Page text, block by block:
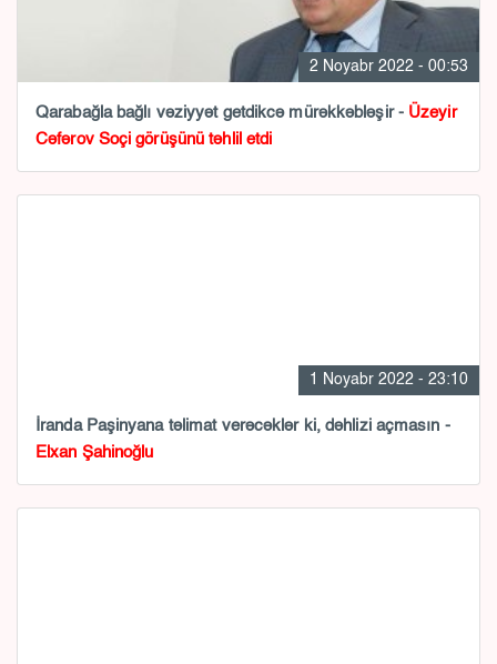
2 Noyabr 2022 - 00:53
Qarabağla bağlı vəziyyət getdikcə mürəkkəbləşir - Üzeyir
Cəfərov Soçi görüşünü təhlil etdi
1 Noyabr 2022 - 23:10
İranda Paşinyana təlimat verəcəklər ki, dəhlizi açmasın -
Elxan Şahinoğlu